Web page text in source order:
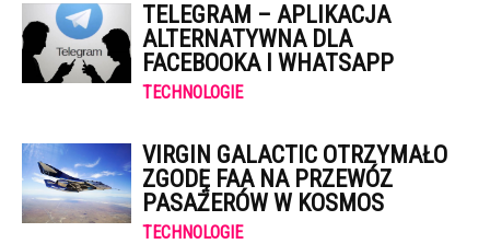
TELEGRAM – APLIKACJA
ALTERNATYWNA DLA
FACEBOOKA I WHATSAPP
TECHNOLOGIE
VIRGIN GALACTIC OTRZYMAŁO
ZGODĘ FAA NA PRZEWÓZ
PASAŻERÓW W KOSMOS
TECHNOLOGIE